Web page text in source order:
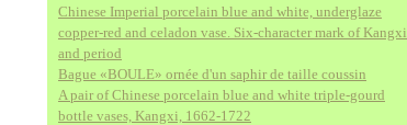
Chinese Imperial porcelain blue and white, underglaze
copper-red and celadon vase. Six-character mark of Kangxi
and period
Bague «BOULE» ornée d'un saphir de taille coussin
A pair of Chinese porcelain blue and white triple-gourd
bottle vases, Kangxi, 1662-1722